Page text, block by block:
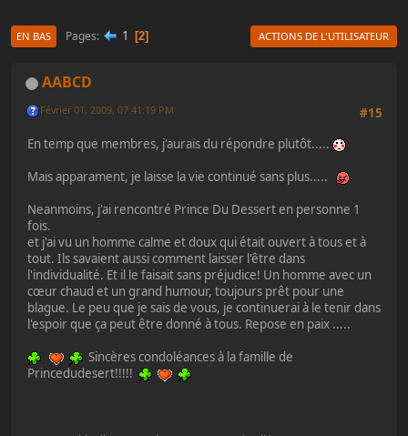
EN BAS Pages 1 2 ACTIONS DE L'UTILISATEUR
AABCD
#15
Février 01, 2009, 07:41:19 PM
En temp que membres, j'aurais du répondre plutôt.....
Mais apparament, je laisse la vie continué sans plus.....
Neanmoins, j'ai rencontré Prince Du Dessert en personne 1
fois.
et j'ai vu un homme calme et doux qui était ouvert à tous et à
tout. Ils savaient aussi comment laisser l'être dans
l'individualité. Et il le faisait sans préjudice! Un homme avec un
cœur chaud et un grand humour, toujours prêt pour une
blague. Le peu que je sais de vous, je continuerai à le tenir dans
l'espoir que ça peut être donné à tous. Repose en paix .....
Sincères condoléances à la famille de
Princedudesert!!!!!